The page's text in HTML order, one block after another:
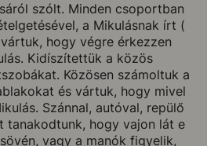
szólt. Minden csoportban
a Mikulásnak írt (
hogy végre érkezzen
Kidíszítettük a közös
Közösen számoltuk a
és vártuk, hogy mivel
Szánnal, autóval, repülő
tanakodtunk, hogy vajon lát e
vagy a manók figyelik,